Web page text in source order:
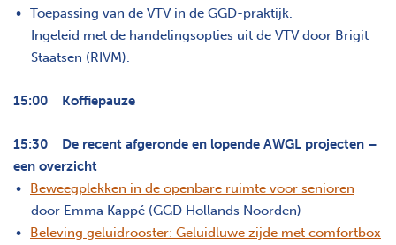
Toepassing van de VTV in de GGD-praktijk.
Ingeleid met de handelingsopties uit de VTV door Brigit
Staatsen (RIVM).
15:00 Koffiepauze
15:30 De recent afgeronde en lopende AWGL projecten –
een overzicht
Beweegplekken in de openbare ruimte voor senioren
door Emma Kappé (GGD Hollands Noorden)
Beleving geluidrooster: Geluidluwe zijde met comfortbox